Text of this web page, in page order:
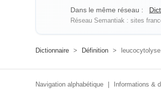
Dans le même réseau :
Réseau Semantiak : sites
Dictionnaire > Définition > leucocytolyse
Navigation alphabétique Informations &